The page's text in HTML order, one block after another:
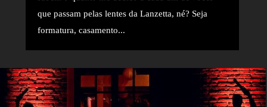
que passam pelas lentes da Lanzetta, né? Seja
formatura, casamento...